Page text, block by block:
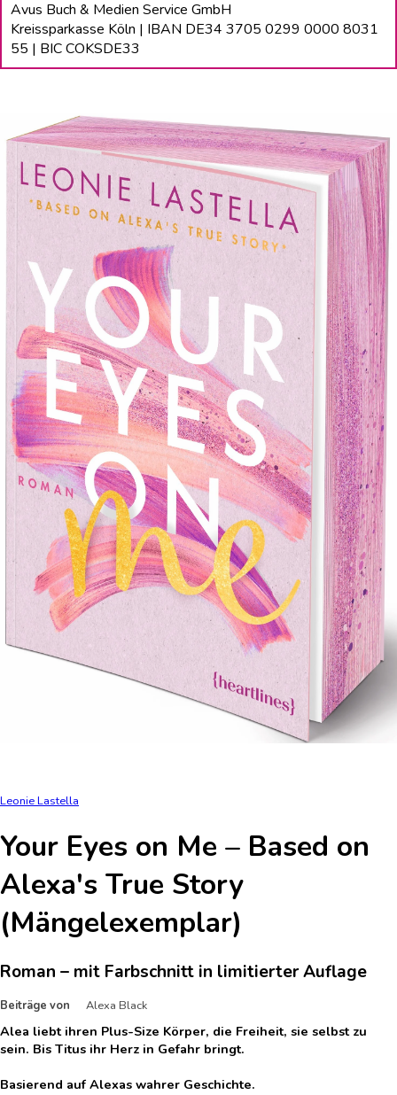
Avus Buch & Medien Service GmbH
Kreissparkasse Köln | IBAN DE34 3705 0299 0000 8031
55 | BIC COKSDE33
Leonie Lastella
Your Eyes on Me – Based on
Alexa's True Story
(Mängelexemplar)
Roman – mit Farbschnitt in limitierter Auflage
Beiträge von Alexa Black
Alea liebt ihren Plus-Size Körper, die Freiheit, sie selbst zu
sein. Bis Titus ihr Herz in Gefahr bringt.
Basierend auf Alexas wahrer Geschichte.